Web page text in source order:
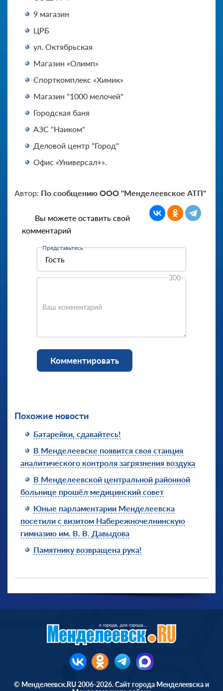
9 магазин
ЦРБ
ул. Октябрьская
Магазин «Олимп»
Спорткомплекс «Химик»
Магазин "1000 мелочей"
Городская баня
АЗС "Наиком"
Деловой центр "Город"
Офис «Универсал+».
Автор: По сообщению ООО "Менделеевское АТП"
Вы можете оставить свой
комментарий
Представьтесь
Ваш комментарий
300
Комментировать
Похожие новости
Батарейки, сдавайтесь!
В Менделеевске появится своя станция
аналитического контроля загрязнения воздуха
В Менделеевской центральной районной
больнице прошёл медицинский совет
Юные парламентарии Менделеевска
посетили с визитом Набережночелнинскую
гимназию им. В. В. Давыдова
Памятнику возвращена рука!
© Менделеевск.RU 2006-2026. Сайт города Менделеевска и